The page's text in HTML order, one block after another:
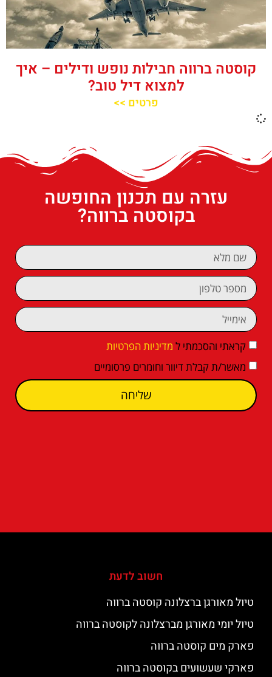
קוסטה ברווה חבילות נופש ודילים – איך
למצוא דיל טוב?
פרטים >>
עזרה עם תכנון החופשה
בקוסטה ברווה?
קראתי והסכמתי ל מדיניות הפרטיות
מאשר/ת קבלת דיוור וחומרים פרסומיים
שליחה
חשוב לדעת
טיול מאורגן ברצלונה קוסטה ברווה
טיול יומי מאורגן מברצלונה לקוסטה ברווה
פארק מים קוסטה ברווה
פארקי שעשועים בקוסטה ברווה